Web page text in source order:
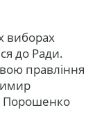
виборах
до Ради.
правління
Порошенко